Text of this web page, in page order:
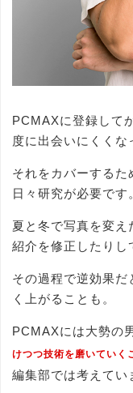
PCMAXに登録して
度に出会いにくくな
それをカバーする
日々研究が必要です
夏と冬で写真を変え
紹介を修正したりし
その過程で逆効果だ
く上がることも。
PCMAXには大勢の
けつつ技術を磨いていく
編集部では考えてい